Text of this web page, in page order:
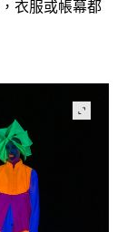
， 衣服或帳幕都